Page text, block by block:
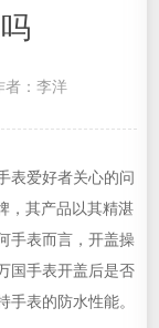
者：李洋
爱好者关心的问
，其产品以其精湛
手表而言，开盖操
国手表开盖后是否
表的防水性能。